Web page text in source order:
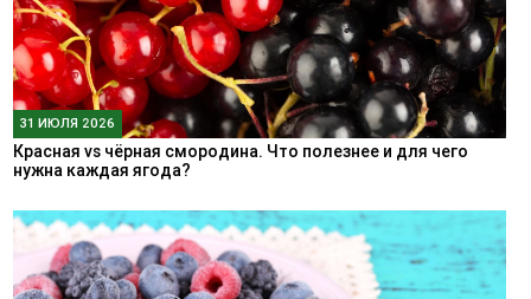
31 ИЮЛЯ 2026
Красная vs чёрная смородина. Что полезнее и для чего
нужна каждая ягода?